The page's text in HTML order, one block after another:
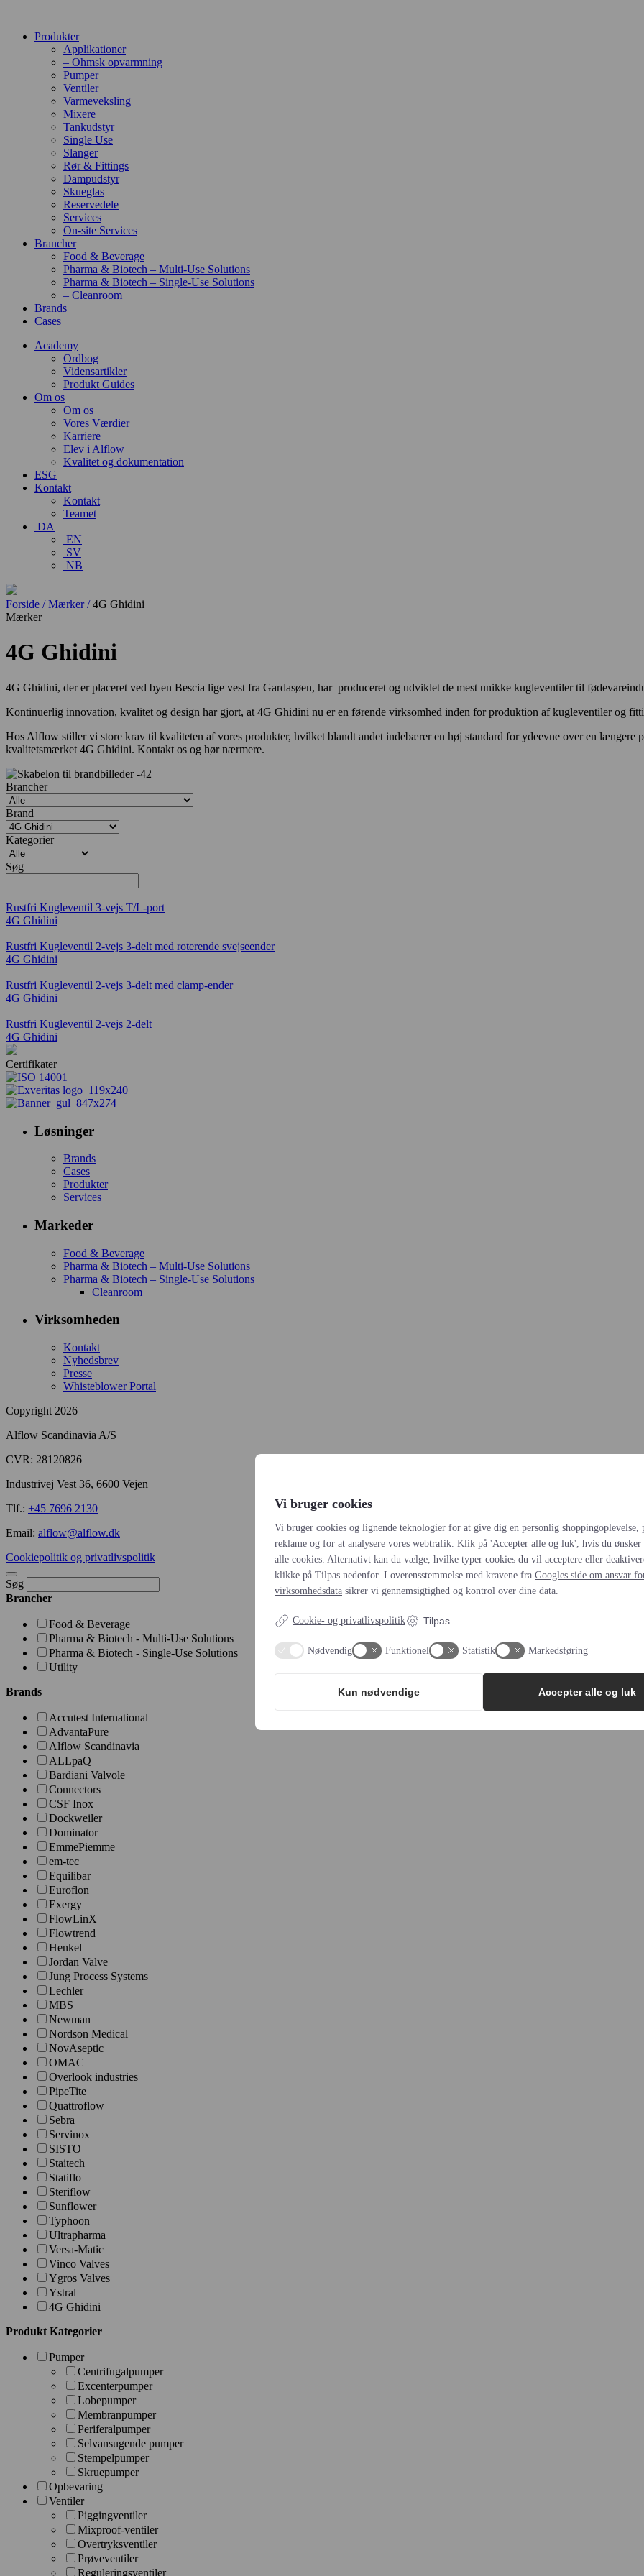
Produkter
Applikationer
– Ohmsk opvarmning
Pumper
Ventiler
Varmeveksling
Mixere
Tankudstyr
Single Use
Slanger
Rør & Fittings
Dampudstyr
Skueglas
Reservedele
Services
On-site Services
Brancher
Food & Beverage
Pharma & Biotech – Multi-Use Solutions
Pharma & Biotech – Single-Use Solutions
– Cleanroom
Brands
Cases
Academy
Ordbog
Vidensartikler
Produkt Guides
Om os
Om os
Vores Værdier
Karriere
Elev i Alflow
Kvalitet og dokumentation
ESG
Kontakt
Kontakt
Teamet
DA
EN
SV
NB
Forside / Mærker / 4G Ghidini
Mærker
4G Ghidini
4G Ghidini, der er placeret ved byen Bescia lige vest fra Gardasøen, har produceret og udviklet de mest unikke kugleventiler til
Kontinuerlig innovation, kvalitet og design har gjort, at 4G Ghidini nu er en førende virksomhed inden for produktion af kugleventiler og
Hos Alflow stiller vi store krav til kvaliteten af vores produkter, hvilket blandt andet indebærer en høj standard for ydeevne over en længere
kvalitetsmærket 4G Ghidini. Kontakt os og hør nærmere.
Brancher
Brand
Kategorier
Søg
Rustfri Kugleventil 3-vejs T/L-port
4G Ghidini
Rustfri Kugleventil 2-vejs 3-delt med roterende svejseender
4G Ghidini
Rustfri Kugleventil 2-vejs 3-delt med clamp-ender
4G Ghidini
Rustfri Kugleventil 2-vejs 2-delt
4G Ghidini
Certifikater
Løsninger
Brands
Cases
Produkter
Services
Markeder
Food & Beverage
Pharma & Biotech – Multi-Use Solutions
Pharma & Biotech – Single-Use Solutions
Cleanroom
Virksomheden
Kontakt
Nyhedsbrev
Presse
Whisteblower Portal
Copyright 2026
Alflow Scandinavia A/S
CVR: 28120826
Industrivej Vest 36, 6600 Vejen
Tlf.: +45 7696 2130
Email: alflow@alflow.dk
Cookiepolitik og privatlivspolitik
Søg
Brancher
Food & Beverage
Pharma & Biotech - Multi-Use Solutions
Pharma & Biotech - Single-Use Solutions
Utility
Brands
Accutest International
AdvantaPure
Alflow Scandinavia
ALLpaQ
Bardiani Valvole
Connectors
CSF Inox
Dockweiler
Dominator
EmmePiemme
em-tec
Equilibar
Euroflon
Exergy
FlowLinX
Flowtrend
Henkel
Jordan Valve
Jung Process Systems
Lechler
MBS
Newman
Nordson Medical
NovAseptic
OMAC
Overlook industries
PipeTite
Quattroflow
Sebra
Servinox
SISTO
Staitech
Statiflo
Steriflow
Sunflower
Typhoon
Ultrapharma
Versa-Matic
Vinco Valves
Ygros Valves
Ystral
4G Ghidini
Produkt Kategorier
Pumper
Centrifugalpumper
Excenterpumper
Lobepumper
Membranpumper
Periferalpumper
Selvansugende pumper
Stempelpumper
Skruepumper
Opbevaring
Ventiler
Piggingventiler
Mixproof-ventiler
Overtryksventiler
Prøveventiler
Reguleringsventiler
Vi bruger cookies
Vi bruger cookies og lignende teknologier for at give dig en personlig shoppingoplevelse,
reklame og for at analysere vores webtrafik. Klik på 'Accepter alle og luk', hvis du ønsker
alle cookies. Alternativt kan du vælge, hvilke typer cookies du vil acceptere eller
klikke på Tilpas nedenfor. I overensstemmelse med kravene fra Googles side om ansvar
virksomhedsdata sikrer vi gennemsigtighed og kontrol over dine data.
Cookie- og privatlivspolitik Tilpas
Nødvendig Funktionel Statistik Markedsføring
Kun nødvendige Accepter alle og luk